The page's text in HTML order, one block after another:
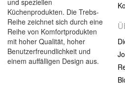
und speziellen
Küchenprodukten. Die Trebs-
Reihe zeichnet sich durch eine
Reihe von Komfortprodukten
mit hoher Qualität, hoher
Benutzerfreundlichkeit und
einem auffälligen Design aus.